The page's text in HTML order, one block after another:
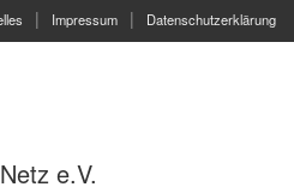
Impressum Datenschutzerklärung
e.V.